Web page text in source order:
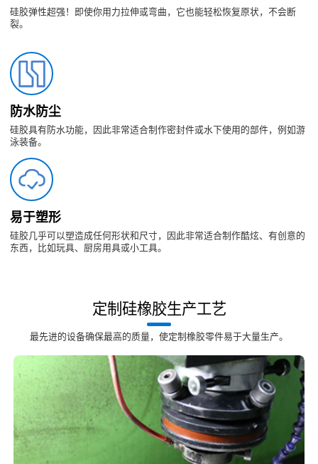
硅胶弹性超强！即使你用力拉伸或弯曲，它也能轻松恢复原状，不会断
裂。
防水防尘
硅胶具有防水功能，因此非常适合制作密封件或水下使用的部件，例如游
泳装备。
易于塑形
硅胶几乎可以塑造成任何形状和尺寸，因此非常适合制作酷炫、有创意的
东西，比如玩具、厨房用具或小工具。
定制硅橡胶生产工艺
最先进的设备确保最高的质量，使定制橡胶零件易于大量生产。